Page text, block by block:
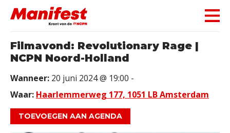
Skip navigation
Filmavond: Revolutionary Rage |
NCPN Noord-Holland
Wanneer: 20 juni 2024 @ 19:00 -
Waar: Haarlemmerweg 177, 1051 LB Amsterdam
TOEVOEGEN AAN AGENDA